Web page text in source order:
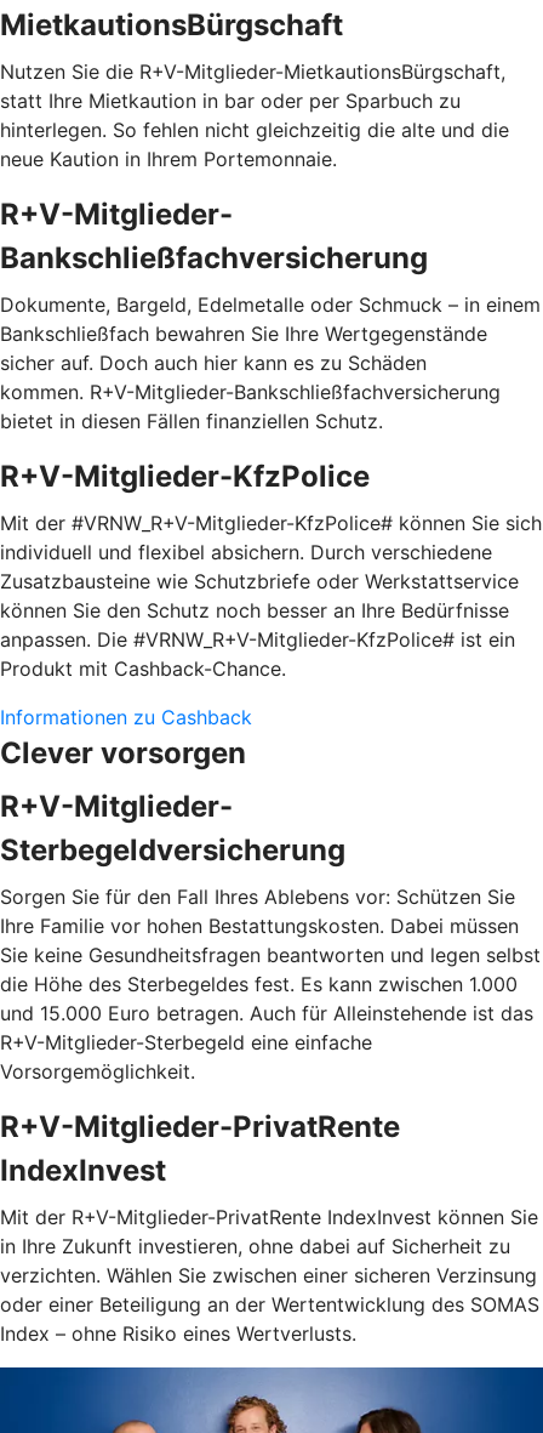
MietkautionsBürgschaft
Nutzen Sie die R+V-Mitglieder-MietkautionsBürgschaft,
statt Ihre Mietkaution in bar oder per Sparbuch zu
hinterlegen. So fehlen nicht gleichzeitig die alte und die
neue Kaution in Ihrem Portemonnaie.
R+V-Mitglieder-
Bankschließfachversicherung
Dokumente, Bargeld, Edelmetalle oder Schmuck – in einem
Bankschließfach bewahren Sie Ihre Wertgegenstände
sicher auf. Doch auch hier kann es zu Schäden
kommen. R+V-Mitglieder-Bankschließfachversicherung
bietet in diesen Fällen finanziellen Schutz.
R+V-Mitglieder-KfzPolice
Mit der #VRNW_R+V-Mitglieder-KfzPolice# können Sie sich
individuell und flexibel absichern. Durch verschiedene
Zusatzbausteine wie Schutzbriefe oder Werkstattservice
können Sie den Schutz noch besser an Ihre Bedürfnisse
anpassen. Die #VRNW_R+V-Mitglieder-KfzPolice# ist ein
Produkt mit Cashback-Chance.
Informationen zu Cashback
Clever vorsorgen
R+V-Mitglieder-
Sterbegeldversicherung
Sorgen Sie für den Fall Ihres Ablebens vor: Schützen Sie
Ihre Familie vor hohen Bestattungskosten. Dabei müssen
Sie keine Gesundheitsfragen beantworten und legen selbst
die Höhe des Sterbegeldes fest. Es kann zwischen 1.000
und 15.000 Euro betragen. Auch für Alleinstehende ist das
R+V-Mitglieder-Sterbegeld eine einfache
Vorsorgemöglichkeit.
R+V-Mitglieder-PrivatRente
IndexInvest
Mit der R+V-Mitglieder-PrivatRente IndexInvest können Sie
in Ihre Zukunft investieren, ohne dabei auf Sicherheit zu
verzichten. Wählen Sie zwischen einer sicheren Verzinsung
oder einer Beteiligung an der Wertentwicklung des SOMAS
Index – ohne Risiko eines Wertverlusts.